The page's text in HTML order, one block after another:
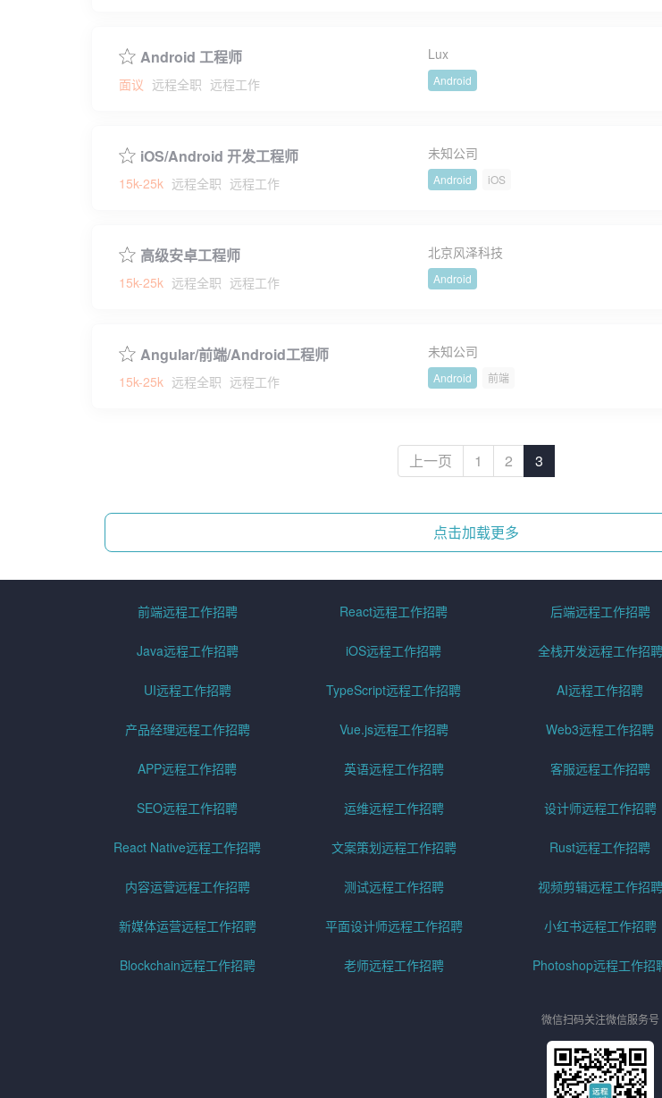
Android 工程师
面议 远程全职 远程工作
Lux
Android
iOS/Android 开发工程师
15k-25k 远程全职 远程工作
未知公司
Android iOS
高级安卓工程师
15k-25k 远程全职 远程工作
北京风泽科技
Android
Angular/前端/Android工程师
15k-25k 远程全职 远程工作
未知公司
Android 前端
上一页 1 2 3
点击加载更多
前端远程工作招聘 React远程工作招聘 后端远程工作招聘
Java远程工作招聘 iOS远程工作招聘 全栈开发远程工作招聘
UI远程工作招聘 TypeScript远程工作招聘 AI远程工作招聘
产品经理远程工作招聘 Vue.js远程工作招聘 Web3远程工作招聘
APP远程工作招聘 英语远程工作招聘 客服远程工作招聘
SEO远程工作招聘 运维远程工作招聘 设计师远程工作招聘
React Native远程工作招聘 文案策划远程工作招聘 Rust远程工作招聘
内容运营远程工作招聘 测试远程工作招聘 视频剪辑远程工作招聘
新媒体运营远程工作招聘 平面设计师远程工作招聘 小红书远程工作招聘
Blockchain远程工作招聘 老师远程工作招聘 Photoshop远程工作招
微信扫码关注微信服务号